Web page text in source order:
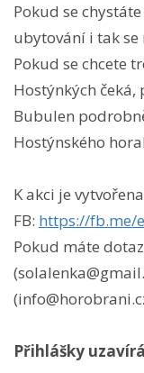
Pokud se
ubytování i tak
Pokud se chcete
Hostýnkých čeká,
Bubulen
Hostýnského
K akci je
FB: https://fb.me/
Pokud máte
Přihlášky